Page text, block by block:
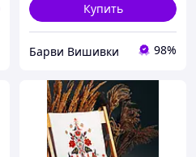
Купить
Барви Вишивки 98%